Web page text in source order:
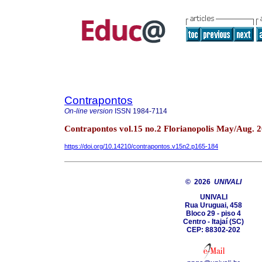
Contrapontos
On-line version ISSN 1984-7114
Contrapontos vol.15 no.2 Florianopolis May/Aug.
https://doi.org/10.14210/contrapontos.v15n2.p165-184
© 2026 UNIVALI
UNIVALI
Rua Uruguai, 458
Bloco 29 - piso 4
Centro - Itajaí­ (SC)
CEP: 88302-202